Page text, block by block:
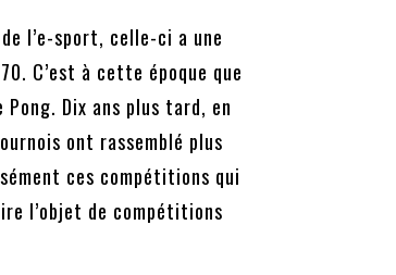
l’e-sport, celle-ci a une
C’est à cette époque que
Dix ans plus tard, en
ont rassemblé plus
ces compétitions qui
l’objet de compétitions